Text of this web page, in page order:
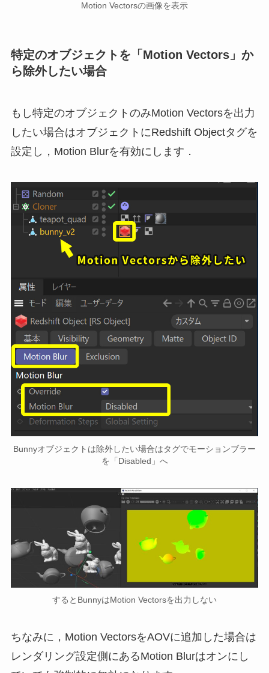
Motion Vectorsの画像を表示
特定のオブジェクトを「Motion Vectors」か
ら除外したい場合
もし特定のオブジェクトのみMotion Vectorsを出力
したい場合はオブジェクトにRedshift Objectタグを
設定し，Motion Blurを有効にします．
Bunnyオブジェクトは除外したい場合はタグでモーションブラー
を「Disabled」へ
するとBunnyはMotion Vectorsを出力しない
ちなみに，Motion VectorsをAOVに追加した場合は
レンダリング設定側にあるMotion Blurはオンにし